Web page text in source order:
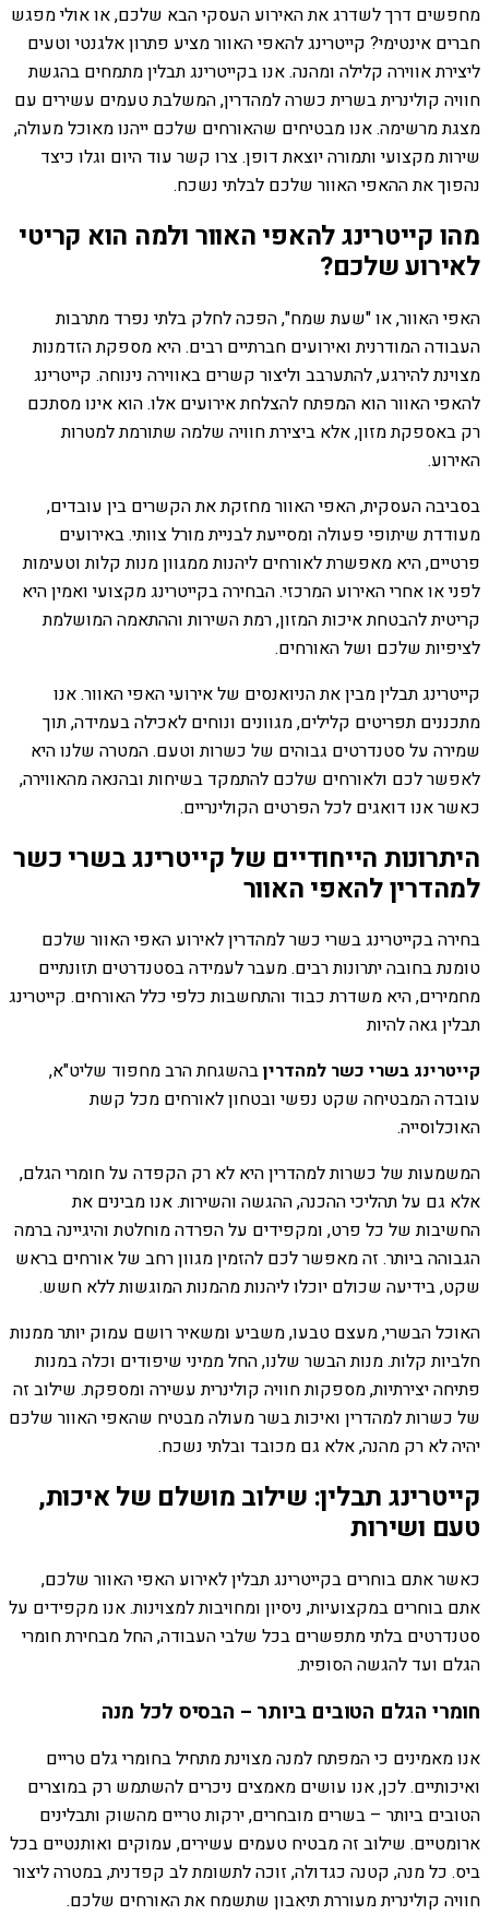
מחפשים דרך לשדרג את האירוע העסקי הבא שלכם, או אולי מפגש
חברים אינטימי? קייטרינג להאפי האוור מציע פתרון אלגנטי וטעים
ליצירת אווירה קלילה ומהנה. אנו בקייטרינג תבלין מתמחים בהגשת
חוויה קולינרית בשרית כשרה למהדרין, המשלבת טעמים עשירים עם
מצגת מרשימה. אנו מבטיחים שהאורחים שלכם ייהנו מאוכל מעולה,
שירות מקצועי ותמורה יוצאת דופן. צרו קשר עוד היום וגלו כיצד
נהפוך את ההאפי האוור שלכם לבלתי נשכח.
מהו קייטרינג להאפי האוור ולמה הוא קריטי
לאירוע שלכם?
האפי האוור, או "שעת שמח", הפכה לחלק בלתי נפרד מתרבות
העבודה המודרנית ואירועים חברתיים רבים. היא מספקת הזדמנות
מצוינת להירגע, להתערבב וליצור קשרים באווירה נינוחה. קייטרינג
להאפי האוור הוא המפתח להצלחת אירועים אלו. הוא אינו מסתכם
רק באספקת מזון, אלא ביצירת חוויה שלמה שתורמת למטרות
האירוע.
בסביבה העסקית, האפי האוור מחזקת את הקשרים בין עובדים,
מעודדת שיתופי פעולה ומסייעת לבניית מורל צוותי. באירועים
פרטיים, היא מאפשרת לאורחים ליהנות ממגוון מנות קלות וטעימות
לפני או אחרי האירוע המרכזי. הבחירה בקייטרינג מקצועי ואמין היא
קריטית להבטחת איכות המזון, רמת השירות וההתאמה המושלמת
לציפיות שלכם ושל האורחים.
קייטרינג תבלין מבין את הניואנסים של אירועי האפי האוור. אנו
מתכננים תפריטים קלילים, מגוונים ונוחים לאכילה בעמידה, תוך
שמירה על סטנדרטים גבוהים של כשרות וטעם. המטרה שלנו היא
לאפשר לכם ולאורחים שלכם להתמקד בשיחות ובהנאה מהאווירה,
כאשר אנו דואגים לכל הפרטים הקולינריים.
היתרונות הייחודיים של קייטרינג בשרי כשר
למהדרין להאפי האוור
בחירה בקייטרינג בשרי כשר למהדרין לאירוע האפי האוור שלכם
טומנת בחובה יתרונות רבים. מעבר לעמידה בסטנדרטים תזונתיים
מחמירים, היא משדרת כבוד והתחשבות כלפי כלל האורחים. קייטרינג
תבלין גאה להיות
קייטרינג בשרי כשר למהדריןבהשגחת הרב מחפוד שליט"א,
עובדה המבטיחה שקט נפשי ובטחון לאורחים מכל קשת
האוכלוסייה.
המשמעות של כשרות למהדרין היא לא רק הקפדה על חומרי הגלם,
אלא גם על תהליכי ההכנה, ההגשה והשירות. אנו מבינים את
החשיבות של כל פרט, ומקפידים על הפרדה מוחלטת והיגיינה ברמה
הגבוהה ביותר. זה מאפשר לכם להזמין מגוון רחב של אורחים בראש
שקט, בידיעה שכולם יוכלו ליהנות מהמנות המוגשות ללא חשש.
האוכל הבשרי, מעצם טבעו, משביע ומשאיר רושם עמוק יותר ממנות
חלביות קלות. מנות הבשר שלנו, החל ממיני שיפודים וכלה במנות
פתיחה יצירתיות, מספקות חוויה קולינרית עשירה ומספקת. שילוב זה
של כשרות למהדרין ואיכות בשר מעולה מבטיח שהאפי האוור שלכם
יהיה לא רק מהנה, אלא גם מכובד ובלתי נשכח.
קייטרינג תבלין: שילוב מושלם של איכות,
טעם ושירות
כאשר אתם בוחרים בקייטרינג תבלין לאירוע האפי האוור שלכם,
אתם בוחרים במקצועיות, ניסיון ומחויבות למצוינות. אנו מקפידים על
סטנדרטים בלתי מתפשרים בכל שלבי העבודה, החל מבחירת חומרי
הגלם ועד להגשה הסופית.
חומרי הגלם הטובים ביותר – הבסיס לכל מנה
אנו מאמינים כי המפתח למנה מצוינת מתחיל בחומרי גלם טריים
ואיכותיים. לכן, אנו עושים מאמצים ניכרים להשתמש רק במוצרים
הטובים ביותר – בשרים מובחרים, ירקות טריים מהשוק ותבלינים
ארומטיים. שילוב זה מבטיח טעמים עשירים, עמוקים ואותנטיים בכל
ביס. כל מנה, קטנה כגדולה, זוכה לתשומת לב קפדנית, במטרה ליצור
חוויה קולינרית מעוררת תיאבון שתשמח את האורחים שלכם.